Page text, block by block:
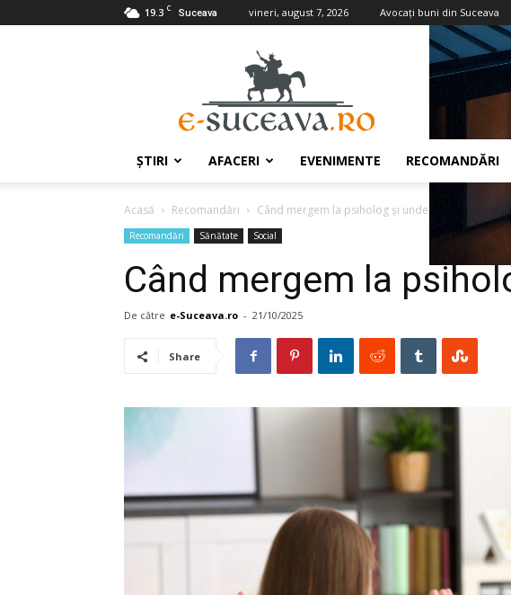
19.3 C Suceava vineri, august 7, 2026 Avocaţi buni din Suceava
ŞTIRI AFACERI EVENIMENTE RECOMANDĂRI
Acasă Recomandări Când mergem la psiholog şi unde
Recomandări Sănătate Social
Când mergem la
De către e-Suceava.ro - 21/10/2025
Share